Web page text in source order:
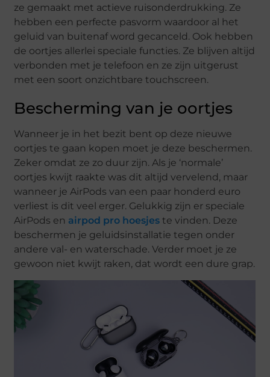
ze gemaakt met actieve ruisonderdrukking. Ze
hebben een perfecte pasvorm waardoor al het
geluid van buitenaf word gecanceld. Ook hebben
de oortjes allerlei speciale functies. Ze blijven altijd
verbonden met je telefoon en ze zijn uitgerust
met een soort onzichtbare touchscreen.
Bescherming van je oortjes
Wanneer je in het bezit bent op deze nieuwe
oortjes te gaan kopen moet je deze beschermen.
Zeker omdat ze zo duur zijn. Als je ‘normale’
oortjes kwijt raakte was dit altijd vervelend, maar
wanneer je AirPods van een paar honderd euro
verliest is dit veel erger. Gelukkig zijn er speciale
AirPods en airpod pro hoesjes te vinden. Deze
beschermen je geluidsinstallatie tegen onder
andere val- en waterschade. Verder moet je ze
gewoon niet kwijt raken, dat wordt een dure grap.